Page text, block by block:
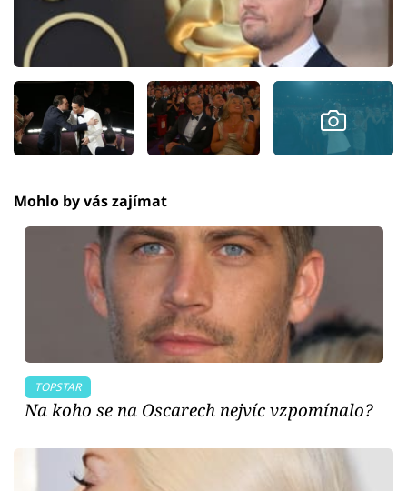
Mohlo by vás zajímat
TOPSTAR
Na koho se na Oscarech nejvíc vzpomínalo?